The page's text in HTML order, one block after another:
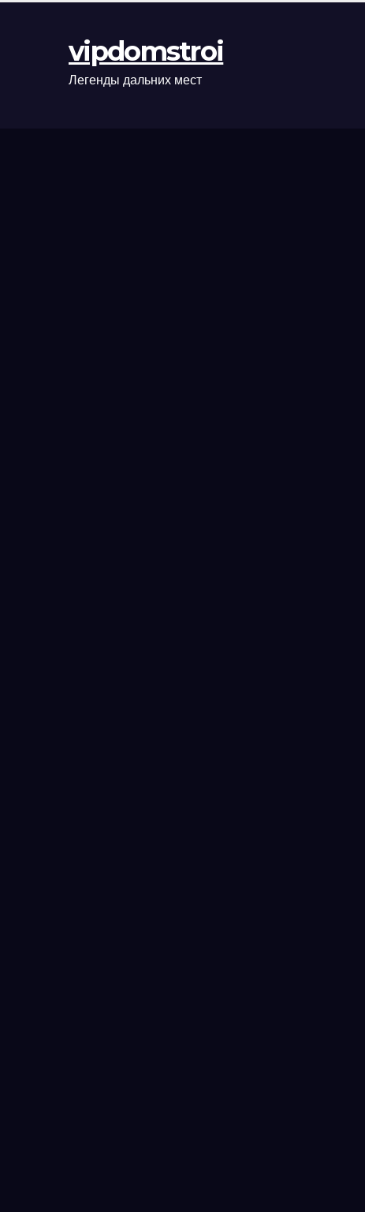
оформления
рыночные
ориентиры
vipdomstroi
Легенды дальних мест